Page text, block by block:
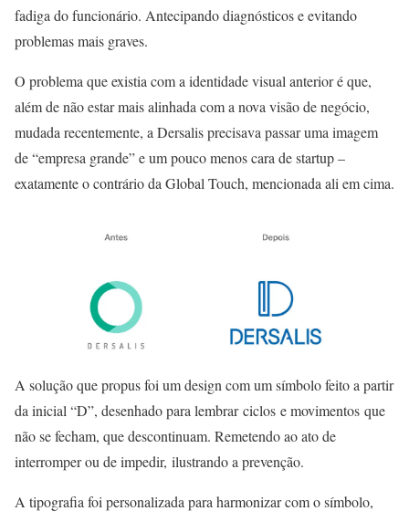
fadiga do funcionário. Antecipando diagnósticos e evitando
problemas mais graves.
O problema que existia com a identidade visual anterior é que,
além de não estar mais alinhada com a nova visão de negócio,
mudada recentemente, a Dersalis precisava passar uma imagem
de “empresa grande” e um pouco menos cara de startup –
exatamente o contrário da Global Touch, mencionada ali em cima.
A solução que propus foi um design com um símbolo feito a partir
da inicial “D”, desenhado para lembrar ciclos e movimentos que
não se fecham, que descontinuam. Remetendo ao ato de
interromper ou de impedir, ilustrando a prevenção.
A tipografia foi personalizada para harmonizar com o símbolo,